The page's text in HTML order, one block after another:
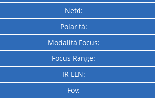
Netd:
Polarità:
Modalità Focus:
Focus Range:
IR LEN:
Fov: